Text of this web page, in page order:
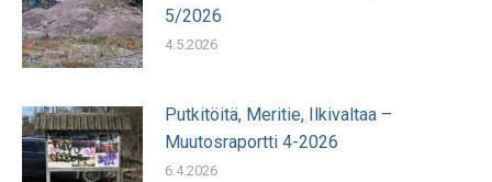
5/2026
4.5.2026
Putkitöitä, Meritie, Ilkivaltaa –
Muutosraportti 4-2026
6.4.2026